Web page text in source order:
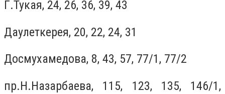
Г.Тукая, 24, 26, 36, 39, 43
Даулеткерея, 20, 22, 24, 31
Досмухамедова, 8, 43, 57, 77/1, 77/2
пр.Н.Назарбаева, 115, 123, 135, 146/1,